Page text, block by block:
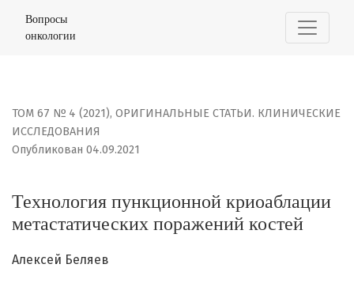
Технология пункционной криоаблации
Вопросы
онкологии
ТОМ 67 № 4 (2021), ОРИГИНАЛЬНЫЕ СТАТЬИ. КЛИНИЧЕСКИЕ
ИССЛЕДОВАНИЯ
Технология пункционной криоаблации
метастатических поражений костей
Опубликован 04.09.2021
Алексей Беляев